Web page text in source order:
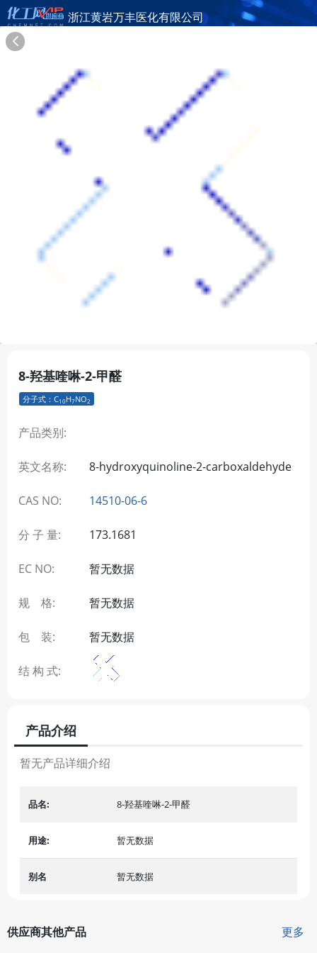
浙江黄岩万丰医化有限公司
公司简介
浙江黄岩万丰医化有限公司
ZHEJIANG HUANGYAN WANFENG PHARM & CHEM CO., LTD.
8-羟基喹啉-2-甲醛
分子式：C10H7NO2
产品类别:
英文名称: 8-hydroxyquinoline-2-carboxaldehyde
CAS NO: 14510-06-6
分 子 量: 173.1681
EC NO: 暂无数据
规 格: 暂无数据
包 装: 暂无数据
结 构 式:
产品介绍
暂无产品详细介绍
品名: 8-羟基喹啉-2-甲醛
用途: 暂无数据
别名 暂无数据
供应商其他产品 更多